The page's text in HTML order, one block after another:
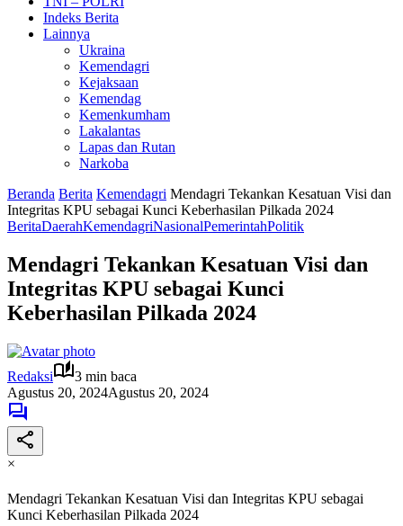
Indeks Berita
Lainnya
Ukraina
Kemendagri
Kejaksaan
Kemendag
Kemenkumham
Lakalantas
Lapas dan Rutan
Narkoba
Beranda Berita Kemendagri Mendagri Tekankan Kesatuan Visi dan
Integritas KPU sebagai Kunci Keberhasilan Pilkada 2024
BeritaDaerahKemendagriNasionalPemerintahPolitik
Mendagri Tekankan Kesatuan Visi dan
Integritas KPU sebagai Kunci
Keberhasilan Pilkada 2024
Redaksi
3 min baca
Agustus 20, 2024Agustus 20, 2024
×
Mendagri Tekankan Kesatuan Visi dan Integritas KPU sebagai
Kunci Keberhasilan Pilkada 2024